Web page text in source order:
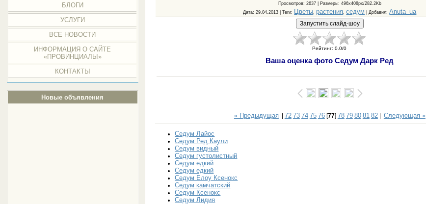
БЛОГИ
УСЛУГИ
ВСЕ НОВОСТИ
ИНФОРМАЦИЯ О САЙТЕ
«ПРОВИНЦИАЛЫ»
КОНТАКТЫ
Новые объявления
Просмотров: 2637 | Размеры: 496x408px/282.2Kb
Дата: 29.04.2013 |Теги: Цветы растения ,седум Добавил:Anuta_ua
Рейтинг:0.0/0
Ваша оценка фото Седум Дарк Ред
« Предыдущая| 72 73 74 75 76[77] 78 79 80 81 82| Следующая »
Седум Лайос
Седум Ред Каули
Седум видный
Седум густолистный
Седум едкий
Седум едкий
Седум Елоу Ксенокс
Седум камчатский
Седум Ксенокс
Седум Лидия